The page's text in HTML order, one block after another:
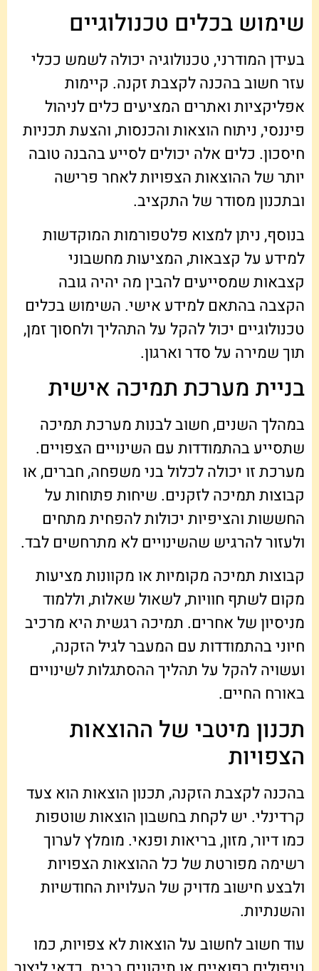
שימוש בכלים טכנולוגיים
בעידן המודרני, טכנולוגיה יכולה לשמש ככלי
עזר חשוב בהכנה לקצבת זקנה. קיימות
אפליקציות ואתרים המציעים כלים לניהול
פיננסי, ניתוח הוצאות והכנסות, והצעת תכניות
חיסכון. כלים אלה יכולים לסייע בהבנה טובה
יותר של ההוצאות הצפויות לאחר פרישה
ובתכנון מסודר של התקציב.
בנוסף, ניתן למצוא פלטפורמות המוקדשות
למידע על קצבאות, המציעות מחשבוני
קצבאות שמסייעים להבין מה יהיה גובה
הקצבה בהתאם למידע אישי. השימוש בכלים
טכנולוגיים יכול להקל על התהליך ולחסוך זמן,
תוך שמירה על סדר וארגון.
בניית מערכת תמיכה אישית
במהלך השנים, חשוב לבנות מערכת תמיכה
שתסייע בהתמודדות עם השינויים הצפויים.
מערכת זו יכולה לכלול בני משפחה, חברים, או
קבוצות תמיכה לזקנים. שיחות פתוחות על
החששות והציפיות יכולות להפחית מתחים
ולעזור להרגיש שהשינויים לא מתרחשים לבד.
קבוצות תמיכה מקומיות או מקוונות מציעות
מקום לשתף חוויות, לשאול שאלות, וללמוד
מניסיון של אחרים. תמיכה רגשית היא מרכיב
חיוני בהתמודדות עם המעבר לגיל הזקנה,
ועשויה להקל על תהליך ההסתגלות לשינויים
באורח החיים.
תכנון מיטבי של ההוצאות
הצפויות
בהכנה לקצבת הזקנה, תכנון הוצאות הוא צעד
קרדינלי. יש לקחת בחשבון הוצאות שוטפות
כמו דיור, מזון, בריאות ופנאי. מומלץ לערוך
רשימה מפורטת של כל ההוצאות הצפויות
ולבצע חישוב מדויק של העלויות החודשיות
והשנתיות.
עוד חשוב לחשוב על הוצאות לא צפויות, כמו